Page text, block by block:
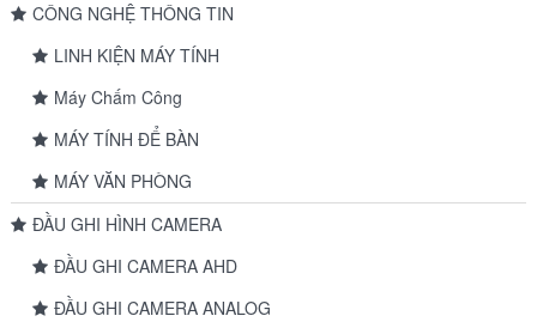
CÔNG NGHỆ THÔNG TIN
LINH KIỆN MÁY TÍNH
Máy Chấm Công
MÁY TÍNH ĐỂ BÀN
MÁY VĂN PHÒNG
ĐẦU GHI HÌNH CAMERA
ĐẦU GHI CAMERA AHD
ĐẦU GHI CAMERA ANALOG